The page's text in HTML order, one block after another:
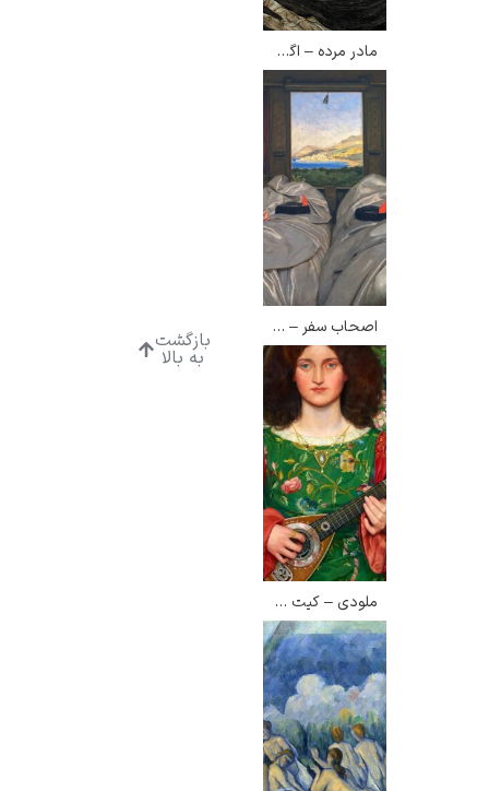
مادر مرده – اگون شیله
اصحاب سفر – آگوستوس لئوپولد
ملودی – کیت بانس
بازگشت
به بالا